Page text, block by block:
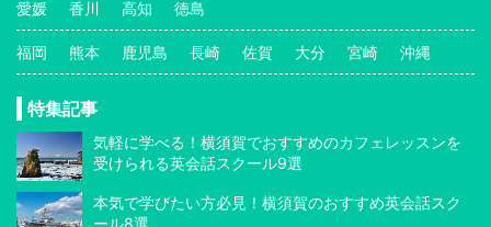
愛媛 香川 高知 徳島
福岡 熊本 鹿児島 長崎 佐賀 大分 宮崎 沖縄
特集記事
気軽に学べる！横須賀でおすすめのカフェレッスンを
受けられる英会話スクール9選
本気で学びたい方必見！横須賀のおすすめ英会話スク
ール8選